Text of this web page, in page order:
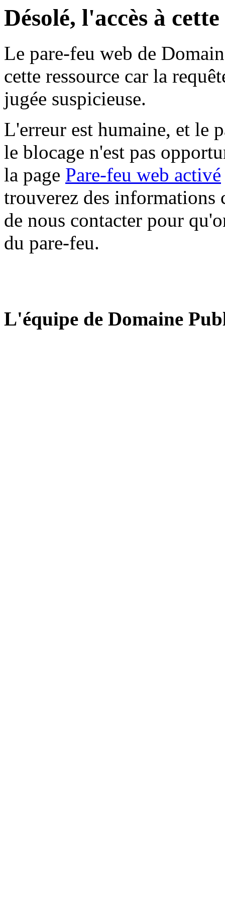
Désolé, l'accès à
Le pare-feu web de
cette ressource car la
jugée suspicieuse.
L'erreur est humaine, et le
le blocage n'est pas
la page Pare-feu web activé
trouverez des informations
de nous contacter pour
du pare-feu.
L'équipe de Domaine